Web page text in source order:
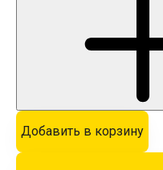
Добавить в корзину